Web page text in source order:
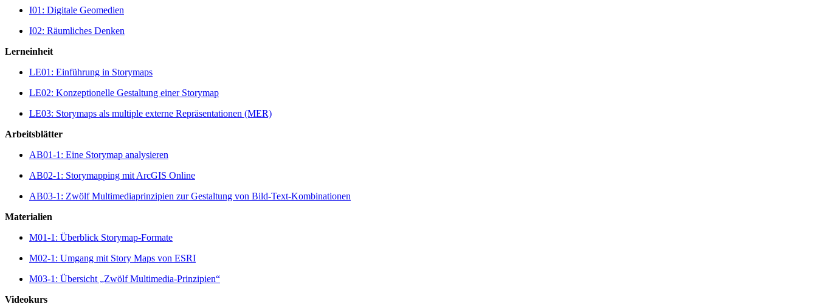
I01: Digitale Geomedien
I02: Räumliches Denken
Lerneinheit
LE01: Einführung in Storymaps
LE02: Konzeptionelle Gestaltung einer Storymap
LE03: Storymaps als multiple externe Repräsentationen (MER)
Arbeitsblätter
AB01-1: Eine Storymap analysieren
AB02-1: Storymapping mit ArcGIS Online
AB03-1: Zwölf Multimediaprinzipien zur Gestaltung von Bild-Text-Kombinationen
Materialien
M01-1: Überblick Storymap-Formate
M02-1: Umgang mit Story Maps von ESRI
M03-1: Übersicht „Zwölf Multimedia-Prinzipien“
Videokurs